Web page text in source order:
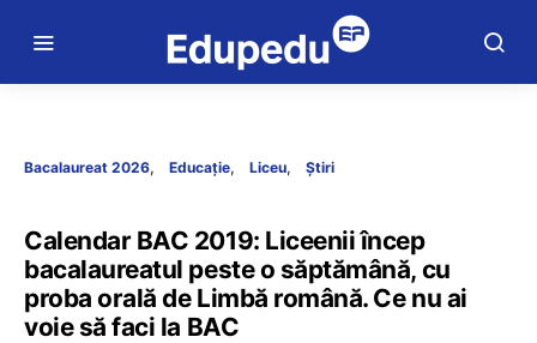
Bacalaureat 2026 Educație Liceu Știri
Calendar BAC 2019: Liceenii încep
bacalaureatul peste o săptămână, cu
proba orală de Limbă română. Ce nu ai
voie să faci la BAC